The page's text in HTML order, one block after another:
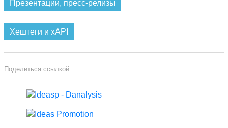
нашими специалистами.
Федеральный технический центр по АТС
Panasonic- гарантия квалифицированной установки и
Panasonic- обучение установке и
сертификата производителя
Презентации, пресс-релизы
Хештеги и xAPI
Поделиться ссылкой